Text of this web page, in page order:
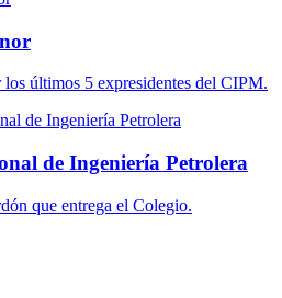
últimos 5 expresidentes del CIPM.
de Ingeniería Petrolera
que entrega el Colegio.